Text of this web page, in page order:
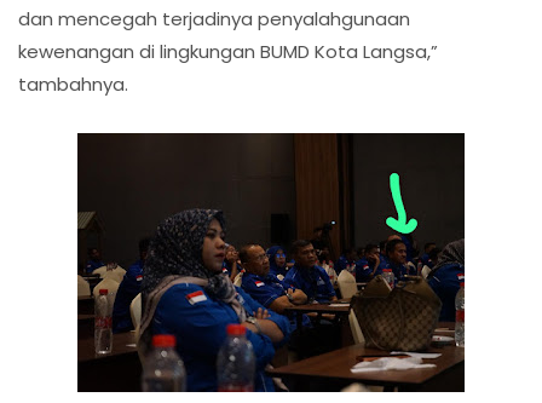
dan mencegah terjadinya penyalahgunaan
kewenangan di lingkungan BUMD Kota Langsa,”
tambahnya.